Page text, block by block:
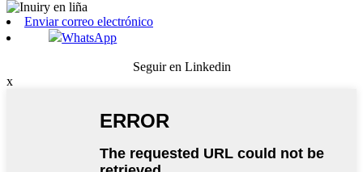
Enviar correo electrónico
WhatsApp
Seguir en Linkedin
x